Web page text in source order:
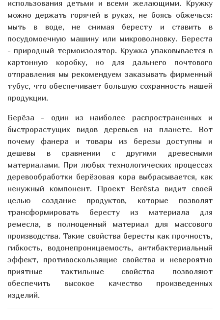
использования детьми и всеми желающими. Кружку
можно держать горячей в руках, не боясь обжечься;
мыть в воде, не снимая бересту и ставить в
посудомоечную машину или микроволновку. Береста
- природный термоизолятор. Кружка упаковывается в
картонную коробку, но для дальнего почтового
отправления мы рекомендуем заказывать фирменный
тубус, что обеспечивает большую сохранность нашей
продукции.
Берёза - один из наиболее распространенных и
быстрорастущих видов деревьев на планете. Вот
почему фанера и товары из березы доступны и
дешевы в сравнении с другими древесными
материалами. При любых технологических процессах
деревообработки берёзовая кора выбрасывается, как
ненужный компонент. Проект Berёsta видит своей
целью создание продуктов, которые позволят
трансформировать бересту из материала для
ремесла, в полноценный материал для массового
производства. Такие свойства бересты как прочность,
гибкость, водонепроницаемость, антибактериальный
эффект, противоскользящие свойства и невероятно
приятные тактильные свойства позволяют
обеспечить высокое качество произведенных
изделий.